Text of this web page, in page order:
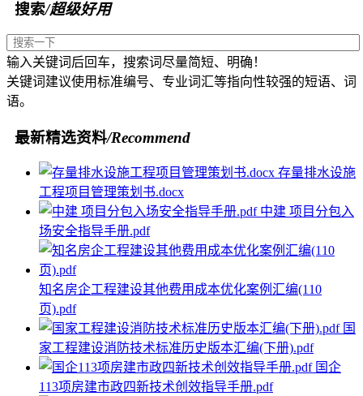
搜索/超级好用
输入关键词后回车，搜索词尽量简短、明确！
关键词建议使用标准编号、专业词汇等指向性较强的短语、词
语。
最新精选资料/Recommend
存量排水设施
工程项目管理策划书.docx
中建 项目分包入
场安全指导手册.pdf
知名房企工程建设其他费用成本优化案例汇编(110
页).pdf
国
家工程建设消防技术标准历史版本汇编(下册).pdf
国企
113项房建市政四新技术创效指导手册.pdf